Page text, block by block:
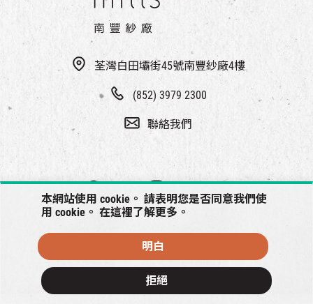
本網站使用 cookie。 請表明您是否同意我們使
用 cookie。 在這裡了解更多。
拒絕
明白
荃灣白田壩街45號南豐紗廠4樓
(852) 3979 2300
聯絡我們
© 2026 南豐紗廠將保留一切權利